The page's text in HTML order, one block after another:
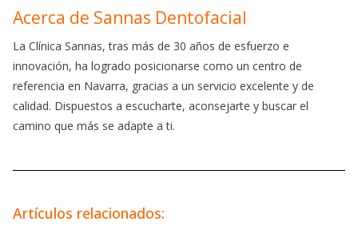
Acerca de Sannas Dentofacial
La Clínica Sannas, tras más de 30 años de esfuerzo e
innovación, ha logrado posicionarse como un centro de
referencia en Navarra, gracias a un servicio excelente y de
calidad. Dispuestos a escucharte, aconsejarte y buscar el
camino que más se adapte a ti.
Artículos relacionados: